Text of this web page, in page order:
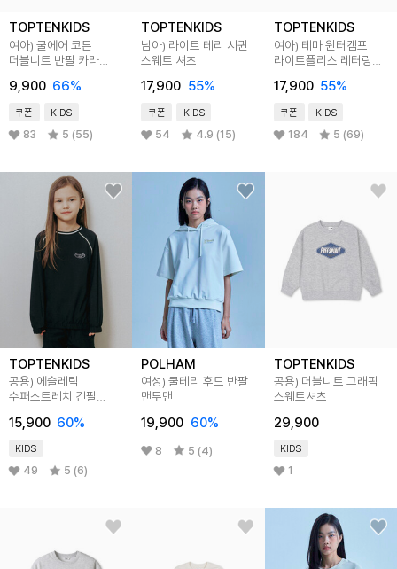
TOPTENKIDS
여아) 쿨에어 코튼
더블니트 반팔 카라
9,900 66%
쿠폰 KIDS
83 5 (55)
TOPTENKIDS
남아) 라이트 테리 시퀸
스웨트 셔츠
17,900 55%
쿠폰 KIDS
54 4.9 (15)
TOPTENKIDS
여아) 테마 윈터캠프
라이트플리스 레터링
17,900 55%
쿠폰 KIDS
184 5 (69)
TOPTENKIDS
공용) 에슬레틱
수퍼스트레치 긴팔
15,900 60%
KIDS
49 5 (6)
POLHAM
여성) 쿨테리 후드 반팔
맨투맨
19,900 60%
8 5 (4)
TOPTENKIDS
공용) 더블니트 그래픽
스웨트셔츠
29,900
KIDS
1